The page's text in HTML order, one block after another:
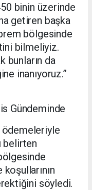
binin üzerinde
getiren başka
bölgesinde
bilmeliyiz.
bunların da
inanıyoruz.”
Gündeminde
ödemeleriyle
belirten
söyledi.